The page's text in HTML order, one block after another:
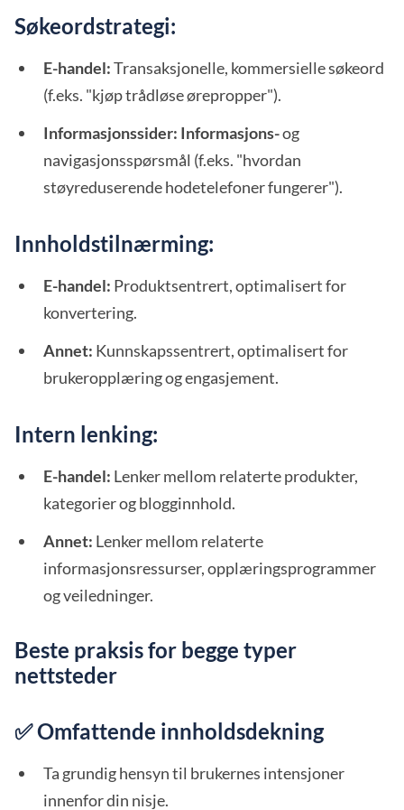
Søkeordstrategi:
E-handel:Transaksjonelle, kommersielle søkeord
(f.eks. "kjøp trådløse ørepropper").
Informasjonssider: Informasjons-og
navigasjonsspørsmål (f.eks. "hvordan
støyreduserende hodetelefoner fungerer").
Innholdstilnærming:
E-handel: Produktsentrert, optimalisert for
konvertering.
Annet: Kunnskapssentrert, optimalisert for
brukeropplæring og engasjement.
Intern lenking:
E-handel: Lenker mellom relaterte produkter,
kategorier og blogginnhold.
Annet: Lenker mellom relaterte
informasjonsressurser, opplæringsprogrammer
og veiledninger.
Beste praksis for begge typer
nettsteder
✅ Omfattende innholdsdekning
Ta grundig hensyn til brukernes intensjoner
innenfor din nisje.